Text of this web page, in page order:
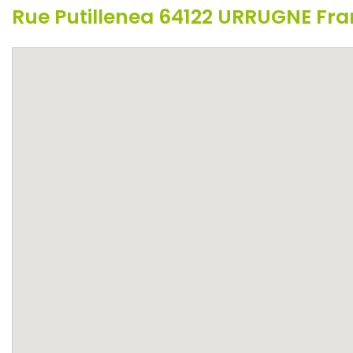
Rue Putillenea 64122 URRUGNE